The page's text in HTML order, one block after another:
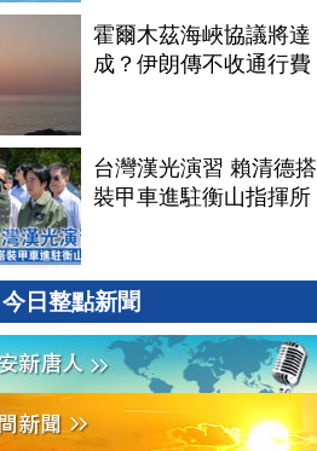
霍爾木茲海峽協議將達
成？伊朗傳不收通行費
台灣漢光演習 賴清德搭
裝甲車進駐衡山指揮所
今日整點新聞